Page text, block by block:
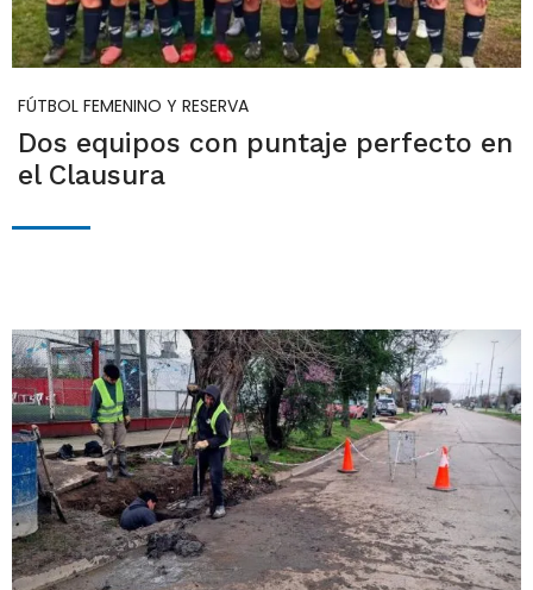
FÚTBOL FEMENINO Y RESERVA
Dos equipos con puntaje perfecto en
el Clausura